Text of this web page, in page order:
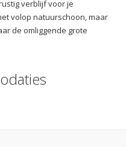
verblijf voor je
volop natuurschoon, maar
de omliggende grote